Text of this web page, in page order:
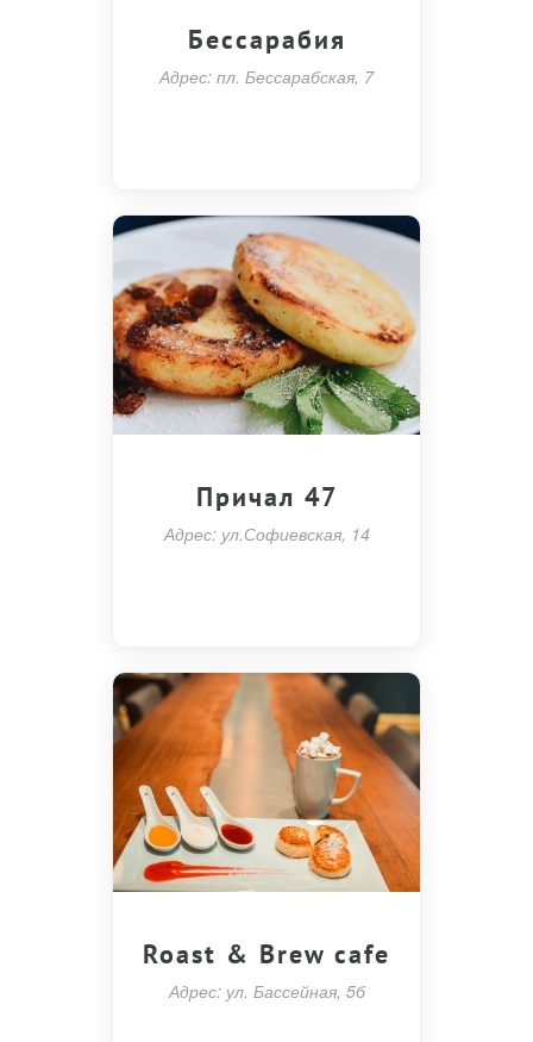
Бессарабия
Адрес: пл. Бессарабская, 7
Причал 47
Адрес: ул.Софиевская, 14
Roast & Brew cafe
Адрес: ул. Бассейная, 5б